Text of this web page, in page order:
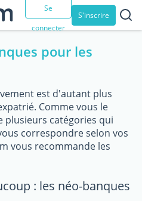
Se
connecter
S'inscrire
pour les
est d'autant plus
Comme vous le
plusieurs catégories qui
correspondre selon vos
vous recommande les
: les néo-banques